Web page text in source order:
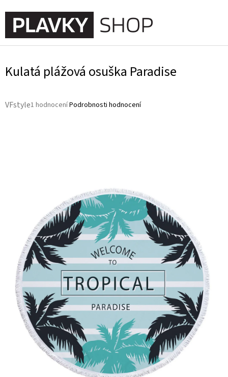
na
obsah
Kulatá plážová osuška Paradise
Průměrné
1 hodnoceníPodrobnosti hodnocení
VFstyle